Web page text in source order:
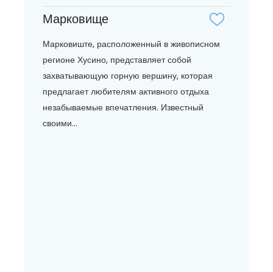
Марковище
Марковиште, расположенный в живописном
регионе Хусино, представляет собой
захватывающую горную вершину, которая
предлагает любителям активного отдыха
незабываемые впечатления. Известный
своими...